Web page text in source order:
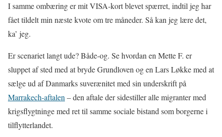
I samme ombæring er mit VISA-kort blevet spærret, indtil jeg har
fået tildelt min næste kvote om tre måneder. Så kan jeg lære det,
ka’ jeg.
Er scenariet langt ude? Både-og. Se hvordan en Mette F. er
sluppet af sted med at bryde Grundloven og en Lars Løkke med at
sælge ud af Danmarks suverænitet med sin underskrift på
Marrakech-aftalen– den aftale der sidestiller alle migranter med
krigsflygtninge med ret til samme sociale bistand som borgerne i
tilflytterlandet.